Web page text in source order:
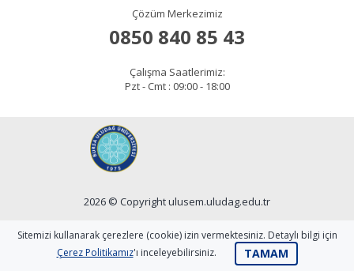
Çözüm Merkezimiz
0850 840 85 43
Çalışma Saatlerimiz:
Pzt - Cmt : 09:00 - 18:00
2026 © Copyright ulusem.uludag.edu.tr
Sitemizi kullanarak çerezlere (cookie) izin vermektesiniz. Detaylı bilgi için
Çerez Politikamız'ı inceleyebilirsiniz. TAMAM